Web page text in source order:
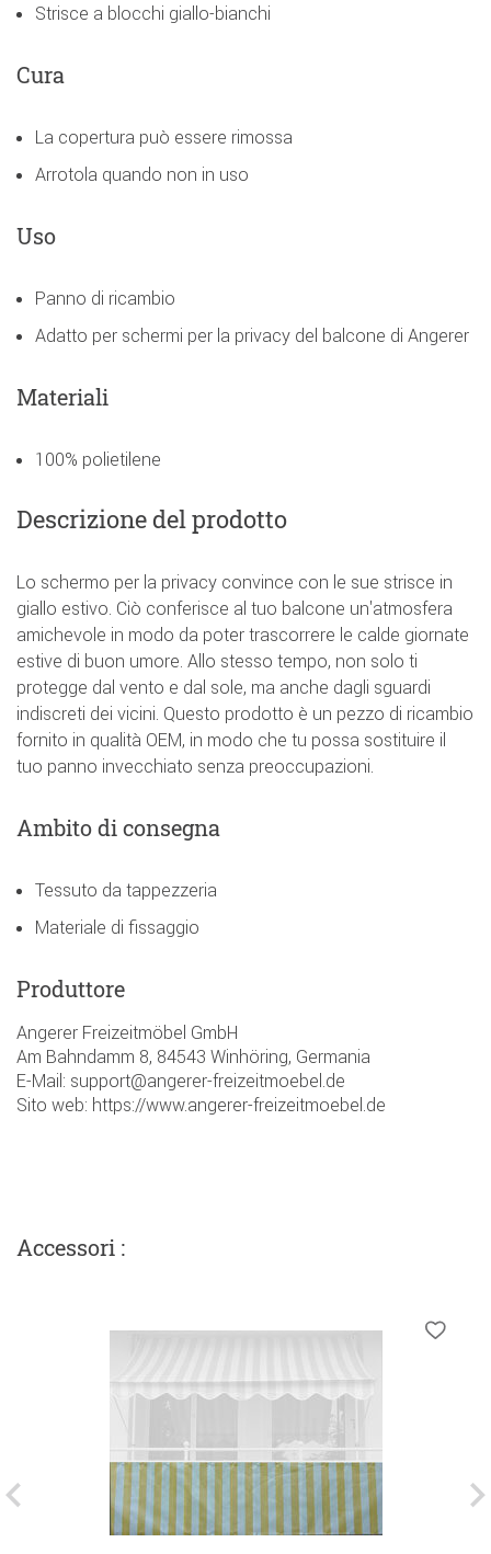
Strisce a blocchi giallo-bianchi
Cura
La copertura può essere rimossa
Arrotola quando non in uso
Uso
Panno di ricambio
Adatto per schermi per la privacy del balcone di Angerer
Materiali
100% polietilene
Descrizione del prodotto
Lo schermo per la privacy convince con le sue strisce in
giallo estivo. Ciò conferisce al tuo balcone un'atmosfera
amichevole in modo da poter trascorrere le calde giornate
estive di buon umore. Allo stesso tempo, non solo ti
protegge dal vento e dal sole, ma anche dagli sguardi
indiscreti dei vicini. Questo prodotto è un pezzo di ricambio
fornito in qualità OEM, in modo che tu possa sostituire il
tuo panno invecchiato senza preoccupazioni.
Ambito di consegna
Tessuto da tappezzeria
Materiale di fissaggio
Produttore
Angerer Freizeitmöbel GmbH
Am Bahndamm 8, 84543 Winhöring, Germania
E-Mail: support@angerer-freizeitmoebel.de
Sito web: https://www.angerer-freizeitmoebel.de
Accessori :